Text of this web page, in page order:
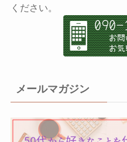
ください。
メールマガジン